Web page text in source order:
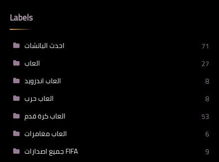
Labels
احدث الباتشات
71
العاب
27
العاب اندرويد
8
العاب حرب
8
العاب كرة قدم
53
العاب مغامرات
6
جميع اصدارات FIFA
9